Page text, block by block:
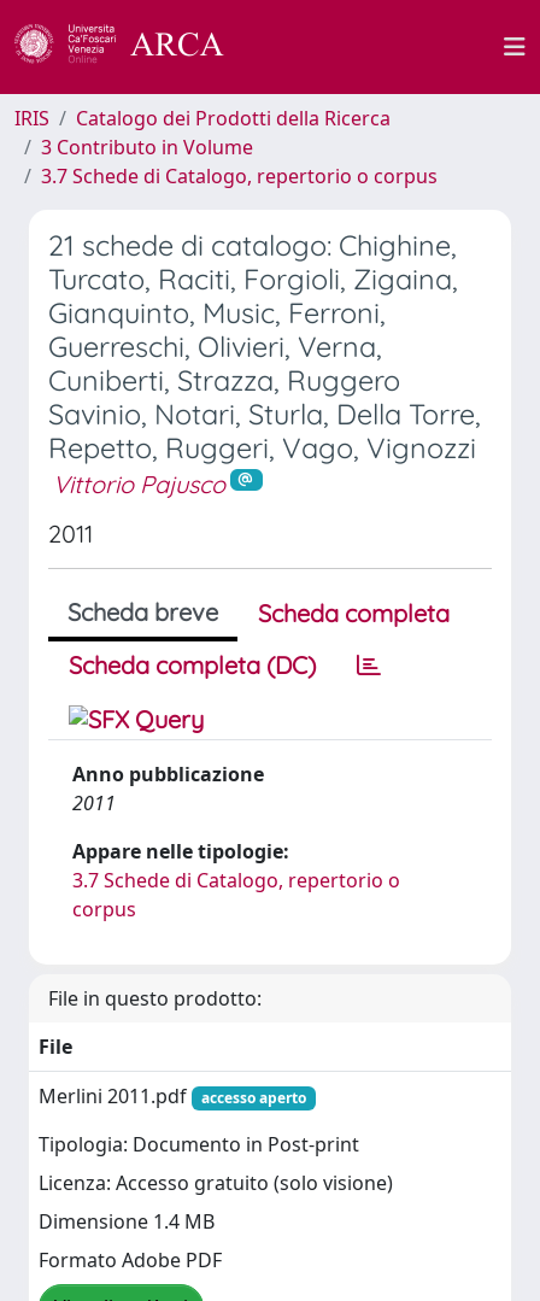
IRIS
Catalogo dei Prodotti della Ricerca
3 Contributo in Volume
3.7 Schede di Catalogo, repertorio o corpus
21 schede di catalogo: Chighine,
Turcato, Raciti, Forgioli, Zigaina,
Gianquinto, Music, Ferroni,
Guerreschi, Olivieri, Verna,
Cuniberti, Strazza, Ruggero
Savinio, Notari, Sturla, Della Torre,
Repetto, Ruggeri, Vago, Vignozzi
Vittorio Pajusco
2011
Scheda breve
Scheda completa
Scheda completa (DC)
Anno pubblicazione
2011
Appare nelle tipologie:
3.7 Schede di Catalogo, repertorio o
corpus
File in questo prodotto:
File
Merlini 2011.pdf
accesso aperto
Tipologia: Documento in Post-print
Licenza: Accesso gratuito (solo visione)
Dimensione 1.4 MB
Formato Adobe PDF